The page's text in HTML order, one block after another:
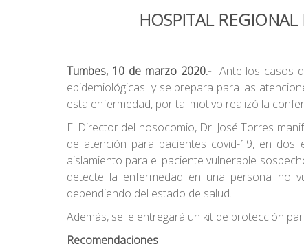
HOSPITAL
Tumbes, 10 de marzo 2020.- Ante los casos
epidemiológicas y se prepara para las
esta enfermedad, por tal motivo realizó la
El Director del nosocomio, Dr. José Torres
de atención para pacientes covid-19, en
aislamiento para el paciente vulnerable
detecte la enfermedad en una persona no
dependiendo del estado de salud.
Además, se le entregará un kit de protección
Recomendaciones